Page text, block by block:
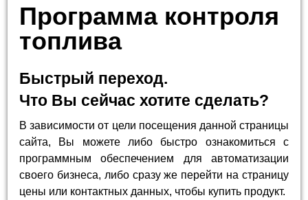
Программа контроля
топлива
Быстрый переход.
Что Вы сейчас хотите сделать?
В зависимости от цели посещения данной страницы
сайта, Вы можете либо быстро ознакомиться с
программным обеспечением для автоматизации
своего бизнеса, либо сразу же перейти на страницу
цены или контактных данных, чтобы купить продукт.